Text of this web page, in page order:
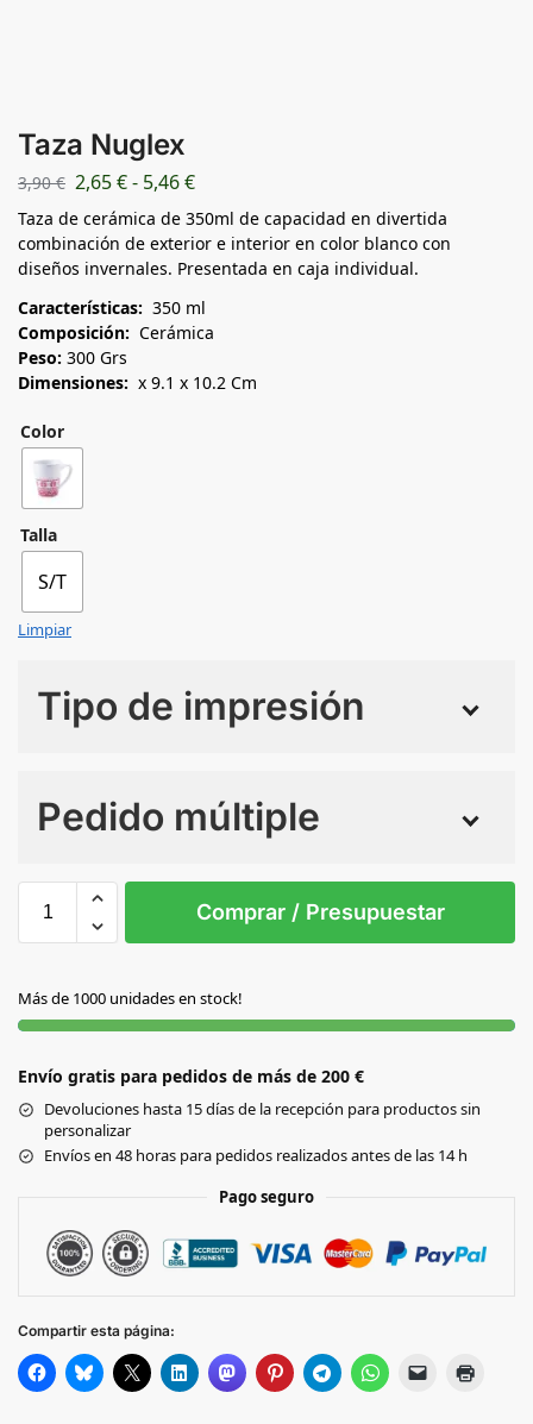
Taza Nuglex
3,90€ 2,65€- 5,46€
Taza de cerámica de 350ml de capacidad en divertida
combinación de exterior e interior en color blanco con
diseños invernales. Presentada en caja individual.
Características: 350 ml
Composición: Cerámica
Peso: 300 Grs
Dimensiones: x 9.1 x 10.2 Cm
Color
Talla
S/T
Limpiar
Tipo de impresión
Pedido múltiple
S/T
Comprar / Presupuestar
Más de 1000 unidades en stock!
Envío gratis para pedidos de más de 200 €
Devoluciones hasta 15 días de la recepción para productos sin
personalizar
Envíos en 48 horas para pedidos realizados antes de las 14 h
Pago seguro
Compartir esta página: